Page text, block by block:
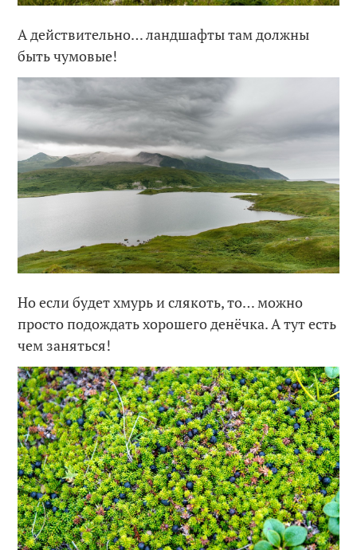
А действительно… ландшафты там должны
быть чумовые!
Но если будет хмурь и слякоть, то… можно
просто подождать хорошего денёчка. А тут есть
чем заняться!